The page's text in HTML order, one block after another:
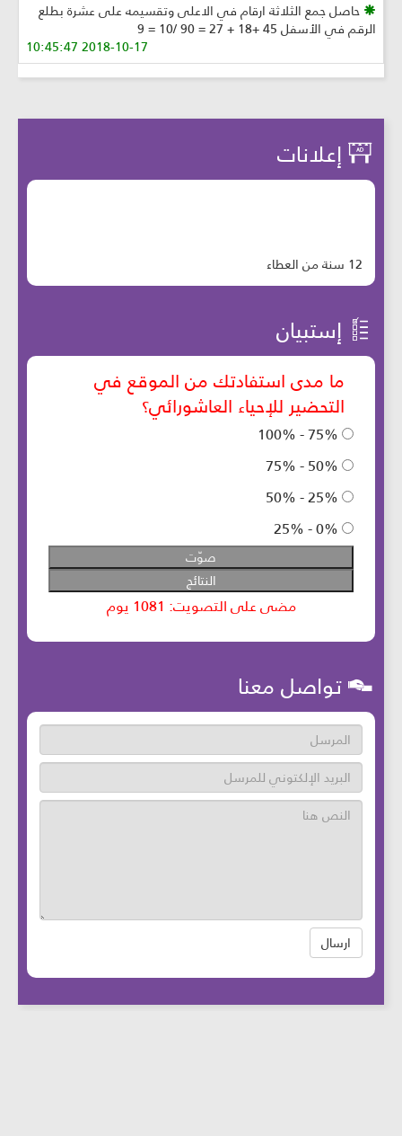
حاصل جمع الثلاثة ارقام في الاعلى وتقسيمه على عشرة بطلع
الرقم في الأسفل 45 +18 + 27 = 90 /10 = 9
2018-10-17 10:45:47
إعلانات
12 سنة من العطاء
إستبيان
تواصل معنا
ارسال